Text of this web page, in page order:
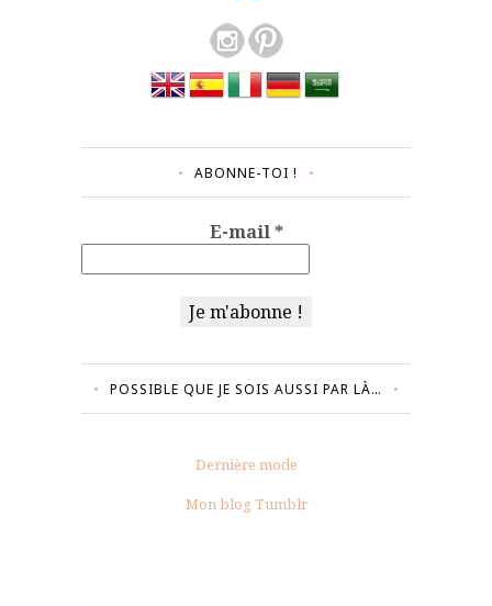
ABONNE-TOI !
E-mail*
POSSIBLE QUE JE SOIS AUSSI PAR LÀ…
Dernière mode
Mon blog Tumblr